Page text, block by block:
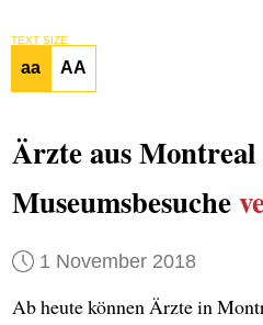
TEXT SIZE
aa AA
Ärzte aus
Museumsbesuche
1 November 2018
Ab heute können Ärzte in